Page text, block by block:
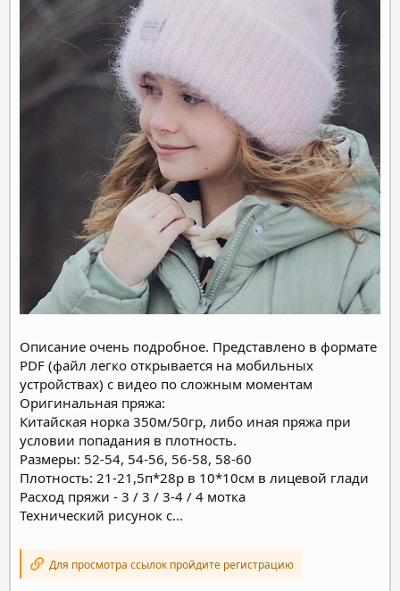
Описание очень подробное. Представлено в формате
PDF (файл легко открывается на мобильных
устройствах) с видео по сложным моментам
Оригинальная пряжа:
Китайская норка 350м/50гр, либо иная пряжа при
условии попадания в плотность.
Размеры: 52-54, 54-56, 56-58, 58-60
Плотность: 21-21,5п*28р в 10*10см в лицевой глади
Расход пряжи - 3 / 3 / 3-4 / 4 мотка
Технический рисунок с...
Для просмотра ссылок пройдите регистрацию